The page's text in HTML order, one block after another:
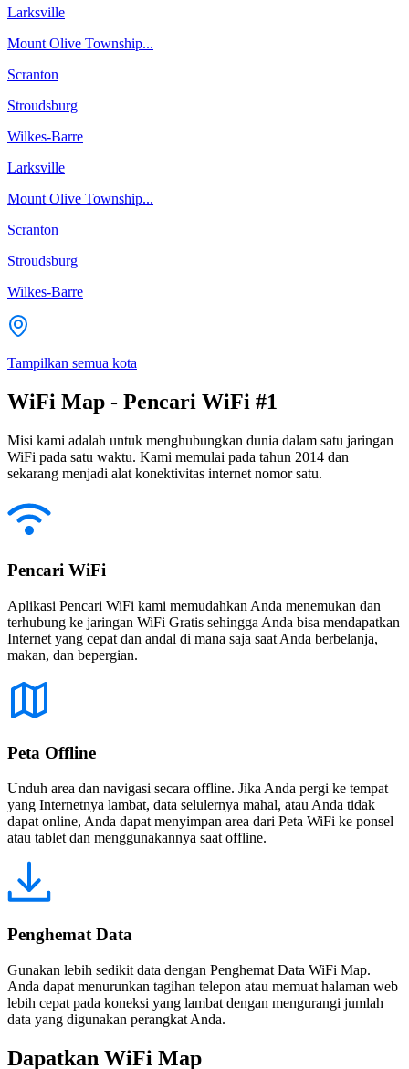
Larksville
Mount Olive Township...
Scranton
Stroudsburg
Wilkes-Barre
Larksville
Mount Olive Township...
Scranton
Stroudsburg
Wilkes-Barre
Tampilkan semua kota
WiFi Map - Pencari WiFi #1
Misi kami adalah untuk menghubungkan dunia dalam satu jaringan
WiFi pada satu waktu. Kami memulai pada tahun 2014 dan
sekarang menjadi alat konektivitas internet nomor satu.
Pencari WiFi
Aplikasi Pencari WiFi kami memudahkan Anda menemukan dan
terhubung ke jaringan WiFi Gratis sehingga Anda bisa mendapatkan
Internet yang cepat dan andal di mana saja saat Anda berbelanja,
makan, dan bepergian.
Peta Offline
Unduh area dan navigasi secara offline. Jika Anda pergi ke tempat
yang Internetnya lambat, data selulernya mahal, atau Anda tidak
dapat online, Anda dapat menyimpan area dari Peta WiFi ke ponsel
atau tablet dan menggunakannya saat offline.
Penghemat Data
Gunakan lebih sedikit data dengan Penghemat Data WiFi Map.
Anda dapat menurunkan tagihan telepon atau memuat halaman web
lebih cepat pada koneksi yang lambat dengan mengurangi jumlah
data yang digunakan perangkat Anda.
Dapatkan WiFi Map